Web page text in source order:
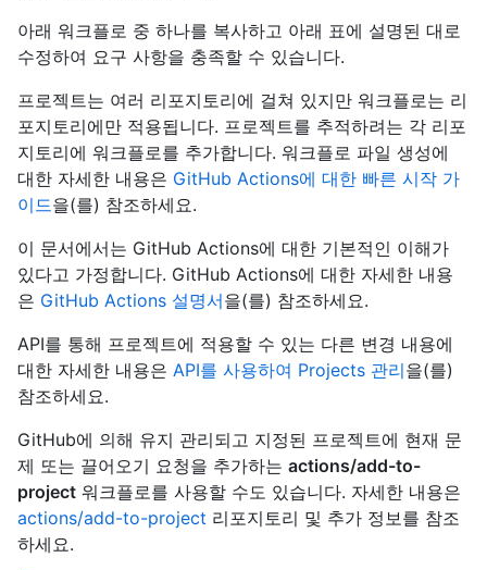
아래 워크플로 중 하나를 복사하고 아래 표에 설명된 대로
수정하여 요구 사항을 충족할 수 있습니다.
프로젝트는 여러 리포지토리에 걸쳐 있지만 워크플로는 리
포지토리에만 적용됩니다. 프로젝트를 추적하려는 각 리포
지토리에 워크플로를 추가합니다. 워크플로 파일 생성에
대한 자세한 내용은 GitHub Actions에 대한 빠른 시작 가
이드을(를) 참조하세요.
이 문서에서는 GitHub Actions에 대한 기본적인 이해가
있다고 가정합니다. GitHub Actions에 대한 자세한 내용
은 GitHub Actions 설명서을(를) 참조하세요.
API를 통해 프로젝트에 적용할 수 있는 다른 변경 내용에
대한 자세한 내용은 API를 사용하여 Projects 관리을(를)
참조하세요.
GitHub에 의해 유지 관리되고 지정된 프로젝트에 현재 문
제 또는 끌어오기 요청을 추가하는 actions/add-to-
project 워크플로를 사용할 수도 있습니다. 자세한 내용은
actions/add-to-project 리포지토리 및 추가 정보를 참조
하세요.